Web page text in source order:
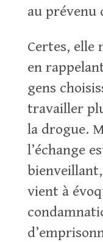
au prévenu
Certes, elle
en
gens
travailler
la drogue.
l’échange
vient à